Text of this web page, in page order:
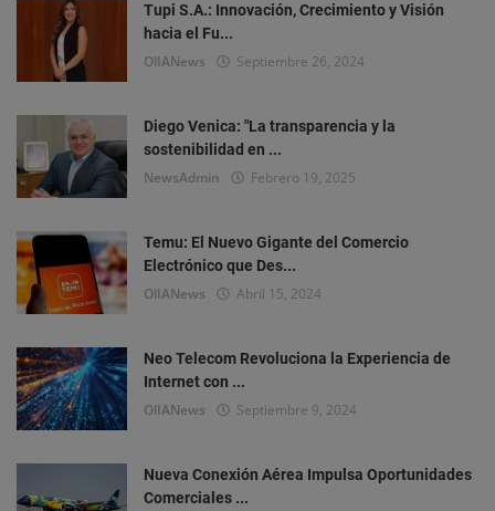
Tupi S.A.: Innovación, Crecimiento y Visión
hacia el Fu...
OlIANews Septiembre 26, 2024
Diego Venica: "La transparencia y la
sostenibilidad en ...
NewsAdmin Febrero 19, 2025
Temu: El Nuevo Gigante del Comercio
Electrónico que Des...
OlIANews Abril 15, 2024
Neo Telecom Revoluciona la Experiencia de
Internet con ...
OlIANews Septiembre 9, 2024
Nueva Conexión Aérea Impulsa Oportunidades
Comerciales ...